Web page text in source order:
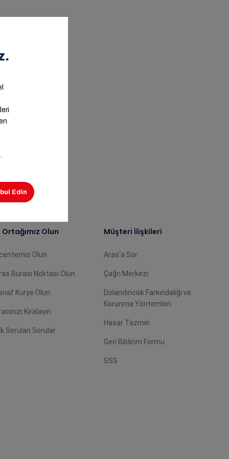
Ortağımız Olun
Olun
Burası Noktası Olun
Kurye Olun
Kiralayın
Sorulan Sorular
Müşteri İlişkileri
Aras'a Sor
Çağrı Merkezi
Dolandırıcılık Farkındalığı ve
Korunma Yöntemleri
Hasar Tazmin
Geri Bildirim Formu
SSS